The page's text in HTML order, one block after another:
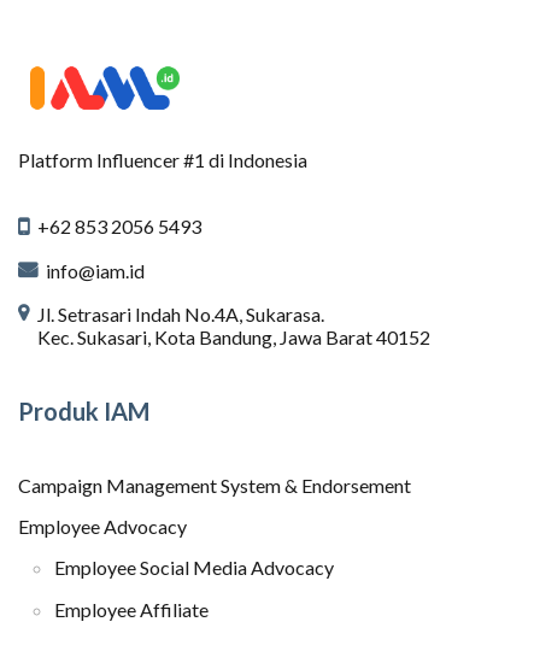
Platform Influencer #1 di Indonesia
+62 853 2056 5493
info@iam.id
Jl. Setrasari Indah No.4A, Sukarasa.
Kec. Sukasari, Kota Bandung, Jawa Barat 40152
Produk IAM
Campaign Management System & Endorsement
Employee Advocacy
Employee Social Media Advocacy
Employee Affiliate